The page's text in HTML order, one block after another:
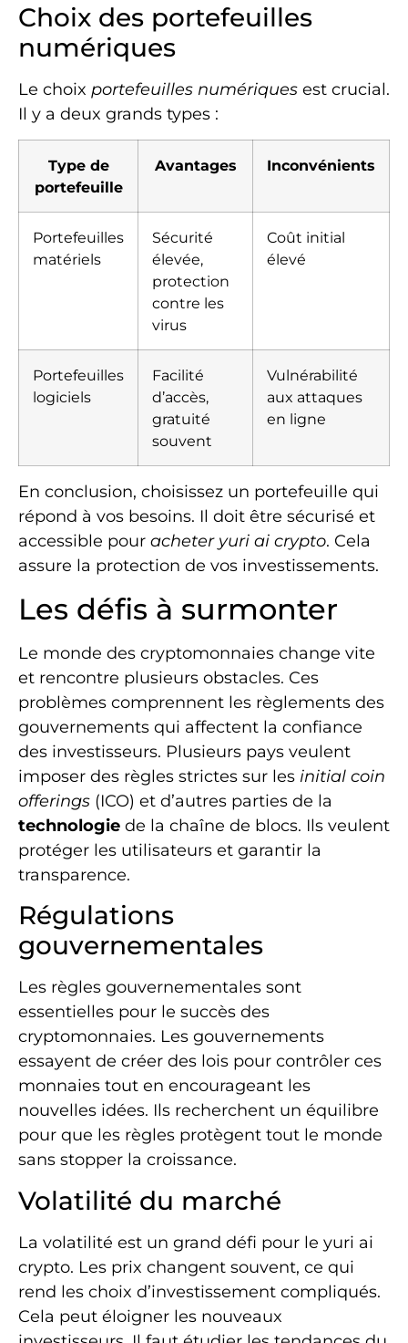
Choix des portefeuilles
numériques
Le choix portefeuilles numériques est crucial.
Il y a deux grands types :
Type de
portefeuille
Avantages Inconvénients
Portefeuilles
matériels
Sécurité
élevée,
protection
contre les
virus
Coût initial
élevé
Portefeuilles
logiciels
Facilité
d’accès,
gratuité
souvent
Vulnérabilité
aux attaques
en ligne
En conclusion, choisissez un portefeuille qui
répond à vos besoins. Il doit être sécurisé et
accessible pour acheter yuri ai crypto. Cela
assure la protection de vos investissements.
Les défis à surmonter
Le monde des cryptomonnaies change vite
et rencontre plusieurs obstacles. Ces
problèmes comprennent les règlements des
gouvernements qui affectent la confiance
des investisseurs. Plusieurs pays veulent
imposer des règles strictes sur les initial coin
offerings (ICO) et d’autres parties de la
technologie de la chaîne de blocs. Ils veulent
protéger les utilisateurs et garantir la
transparence.
Régulations
gouvernementales
Les règles gouvernementales sont
essentielles pour le succès des
cryptomonnaies. Les gouvernements
essayent de créer des lois pour contrôler ces
monnaies tout en encourageant les
nouvelles idées. Ils recherchent un équilibre
pour que les règles protègent tout le monde
sans stopper la croissance.
Volatilité du marché
La volatilité est un grand défi pour le yuri ai
crypto. Les prix changent souvent, ce qui
rend les choix d’investissement compliqués.
Cela peut éloigner les nouveaux